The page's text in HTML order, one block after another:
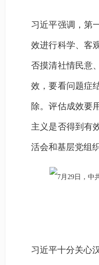
习近平强调，第
效进行科学、客
否摸清社情民意
效，要看问题症
除。评估成效要
主义是否得到有
活会和基层党组
习近平十分关心